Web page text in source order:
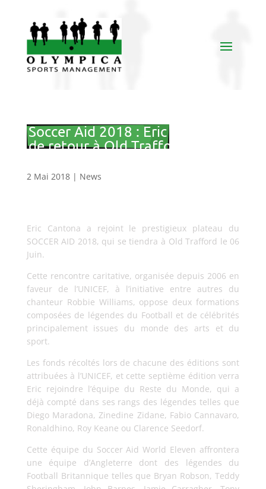
Soccer Aid 2018 : Eric CANTONA
de retour à Old Trafford pour
2 Mai 2018| News
Eric Cantona a rejoint le prestigieux plateau du
SOCCER AID 2018, qui se tiendra à Old Trafford le 06
Juin.
Cette rencontre caritative, organisée depuis 2006 en
faveur de l’UNICEF, à l’initiative entre autres du
chanteur Robbie Williams, oppose deux formations
composées de légendes du Football et de célébrités
principalement issues du monde des arts et du
sport.
Les fonds récoltés lors de chacune des éditions sont
attribuées à l’UNICEF, et cette septième édition verra
Eric rejoindre l’équipe du Reste du Monde, qui a
déjà compté dans ses rangs des légendes telles que
Diego Maradona, Zinedine Zidane, Fabio Cannavaro,
Ronaldhino, Roy Keane ou Clarence Seedorf.
Cette équipe du Soccer Aid World Eleven affrontera
une équipe d’Angleterre dont des légendes du
Football Britannique telles que Bryan Robson, Teddy